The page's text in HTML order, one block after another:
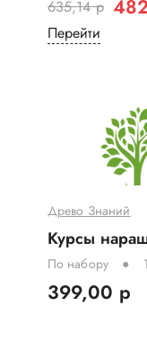
635,14 р
Перейти
Древо Знаний
Курсы
По набору
399,00 р